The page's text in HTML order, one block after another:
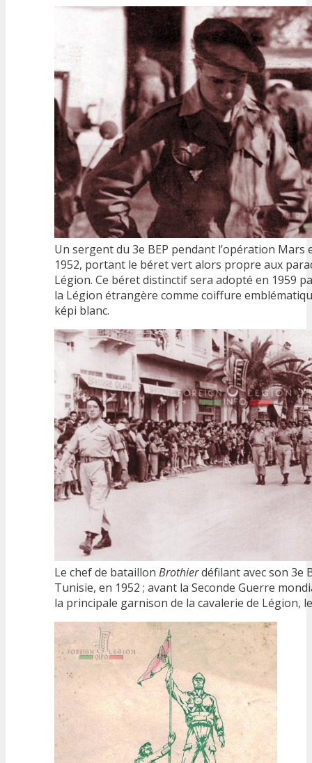
Un sergent du 3e BEP pendant l’opération Mars
1952, portant le béret vert alors propre aux
Légion. Ce béret distinctif sera adopté en 1959
la Légion étrangère comme coiffure
képi blanc.
Le chef de bataillon Brothierdéfilant avec son 3e
Tunisie, en 1952 ; avant la Seconde Guerre
la principale garnison de la cavalerie de Légion, le